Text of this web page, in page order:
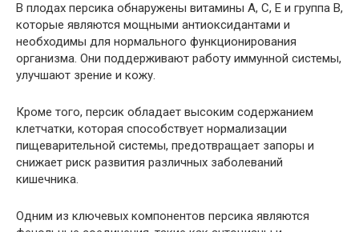
В плодах персика обнаружены витамины A, C, E и группа В,
которые являются мощными антиоксидантами и
необходимы для нормального функционирования
организма. Они поддерживают работу иммунной системы,
улучшают зрение и кожу.
Кроме того, персик обладает высоким содержанием
клетчатки, которая способствует нормализации
пищеварительной системы, предотвращает запоры и
снижает риск развития различных заболеваний
кишечника.
Одним из ключевых компонентов персика являются